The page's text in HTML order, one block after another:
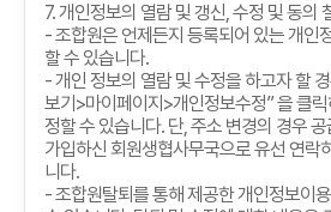
7.개인정보의 열람 및 갱신,수정 및 동의
-조합원은 언제든지 등록되어 있는 개인
할 수 있습니다.
-개인 정보의 열람 및 수정을 하고자 할
보기 >마이페이지 >개인정보수정”을 클
정할 수 있습니다. 단,주소 변경의 경우
가입하신 회원생협사무국으로 유선 연락
니다.
-조합원탈퇴를 통해 제공한 개인정보이